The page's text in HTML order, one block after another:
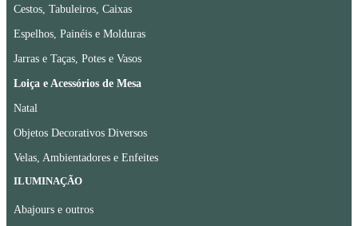
Cestos, Tabuleiros, Caixas
Espelhos, Painéis e Molduras
Jarras e Taças, Potes e Vasos
Loiça e Acessórios de Mesa
Natal
Objetos Decorativos Diversos
Velas, Ambientadores e Enfeites
ILUMINAÇÃO
Abajours e outros